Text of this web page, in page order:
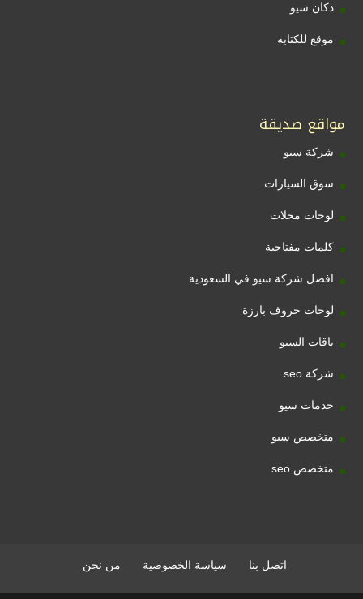
دكان سيو
موقع للكتابه
مواقع صديقة
شركة سيو
سوق السيارات
لوحات محلات
كلمات مفتاحية
افضل شركة سيو في السعودية
لوحات حروف بارزة
باقات السيو
شركة seo
خدمات سيو
متخصص سيو
متخصص seo
اتصل بنا سياسة الخصوصية من نحن